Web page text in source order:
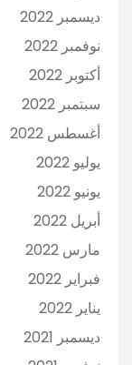
ديسمبر 2022
نوفمبر 2022
أكتوبر 2022
سبتمبر 2022
أغسطس 2022
يوليو 2022
يونيو 2022
أبريل 2022
مارس 2022
فبراير 2022
يناير 2022
ديسمبر 2021